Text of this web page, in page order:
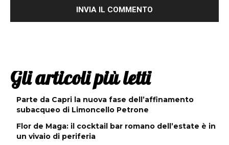
Gli articoli più letti
Parte da Capri la nuova fase dell’affinamento
subacqueo di Limoncello Petrone
Flor de Maga: il cocktail bar romano dell’estate è in
un vivaio di periferia